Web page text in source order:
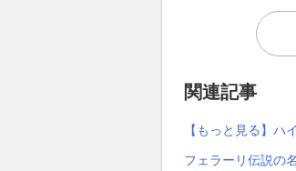
関連記事
【もっと見る】ハ
フェラーリ伝説の